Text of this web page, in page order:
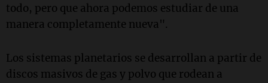
todo, pero que ahora podemos estudiar de una
manera completamente nueva".
Los sistemas planetarios se desarrollan a partir de
discos masivos de gas y polvo que rodean a